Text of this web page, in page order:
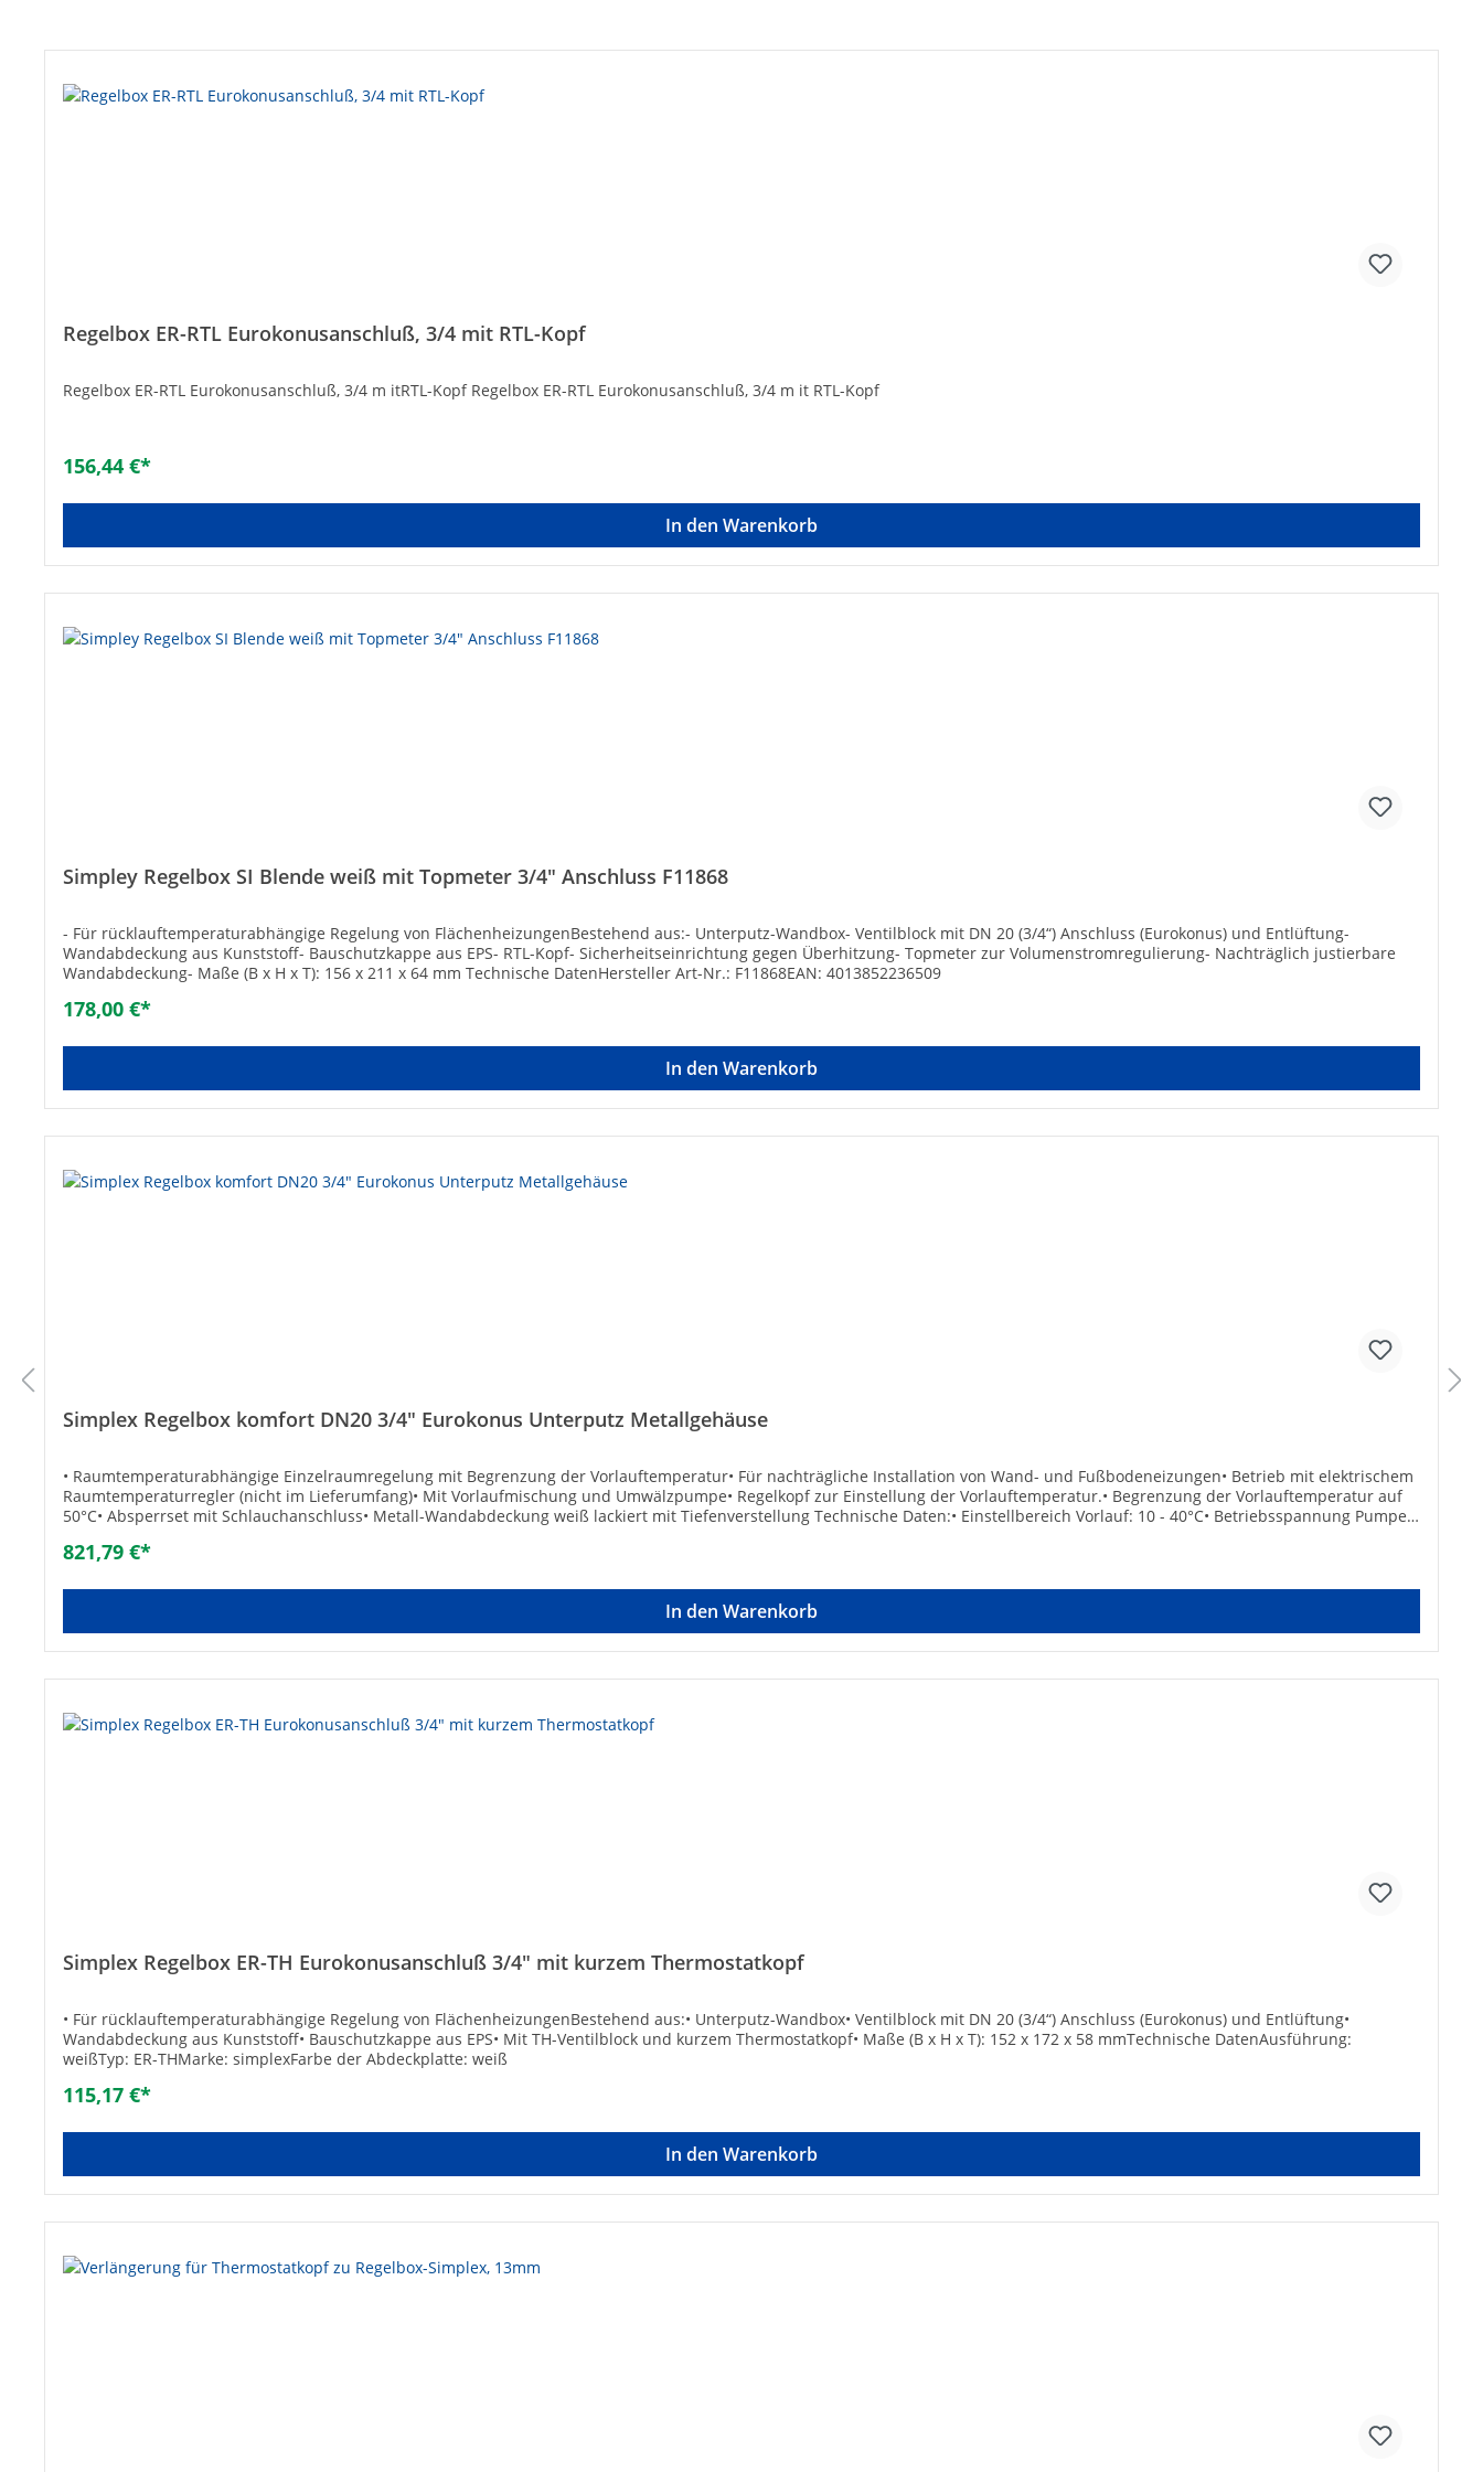
Regelbox ER-RTL Eurokonusanschluß, 3/4 mit RTL-Kopf
Regelbox ER-RTL Eurokonusanschluß, 3/4 m itRTL-Kopf Regelbox ER-RTL Eurokonusanschluß, 3/4 m it RTL-Kopf
156,44 €*
In den Warenkorb
Simpley Regelbox SI Blende weiß mit Topmeter 3/4" Anschluss F11868
- Für rücklauftemperaturabhängige Regelung von FlächenheizungenBestehend aus:- Unterputz-Wandbox- Ventilblock mit DN 20 (3/4“) Anschluss (Eurokonus) und Entlüftung-
Wandabdeckung aus Kunststoff- Bauschutzkappe aus EPS- RTL-Kopf- Sicherheitseinrichtung gegen Überhitzung- Topmeter zur Volumenstromregulierung- Nachträglich justierbare
Wandabdeckung- Maße (B x H x T): 156 x 211 x 64 mm Technische DatenHersteller Art-Nr.: F11868EAN: 4013852236509
178,00 €*
In den Warenkorb
Simplex Regelbox komfort DN20 3/4" Eurokonus Unterputz Metallgehäuse
• Raumtemperaturabhängige Einzelraumregelung mit Begrenzung der Vorlauftemperatur• Für nachträgliche Installation von Wand- und Fußbodeneizungen• Betrieb mit elektrischem
Raumtemperaturregler (nicht im Lieferumfang)• Mit Vorlaufmischung und Umwälzpumpe• Regelkopf zur Einstellung der Vorlauftemperatur.• Begrenzung der Vorlauftemperatur auf
50°C• Absperrset mit Schlauchanschluss• Metall-Wandabdeckung weiß lackiert mit Tiefenverstellung Technische Daten:• Einstellbereich Vorlauf: 10 - 40°C• Betriebsspannung Pumpe:
Material: Messing• Maße (L x B x T): 410 x 410 x 87 mm• Gehäuse aus MetallTechnische DatenHersteller Art-Nr.: F11854Marke: simplex
821,79 €*
In den Warenkorb
Simplex Regelbox ER-TH Eurokonusanschluß 3/4" mit kurzem Thermostatkopf
• Für rücklauftemperaturabhängige Regelung von FlächenheizungenBestehend aus:• Unterputz-Wandbox• Ventilblock mit DN 20 (3/4“) Anschluss (Eurokonus) und Entlüftung•
Wandabdeckung aus Kunststoff• Bauschutzkappe aus EPS• Mit TH-Ventilblock und kurzem Thermostatkopf• Maße (B x H x T): 152 x 172 x 58 mmTechnische DatenAusführung:
weißTyp: ER-THMarke: simplexFarbe der Abdeckplatte: weiß
115,17 €*
In den Warenkorb